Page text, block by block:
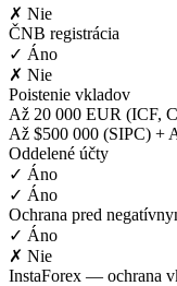
✗ Nie
ČNB registrácia
✓ Áno
✗ Nie
Poistenie vkladov
Až 20 000 EUR (ICF,
Až $500 000 (SIPC) +
Oddelené účty
✓ Áno
✓ Áno
Ochrana pred
✓ Áno
✗ Nie
InstaForex — ochrana